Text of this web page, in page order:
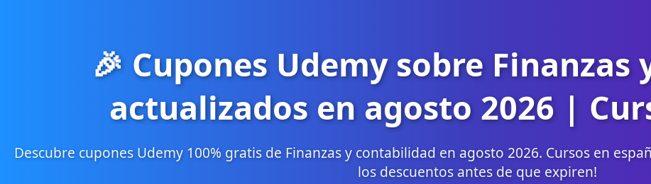
🎉 Cupones Udemy sobre
actualizados en agosto 2026 |
Descubre cupones Udemy 100% gratis de Finanzas y contabilidad en agosto 2026. Cursos en
los descuentos antes de que expiren!